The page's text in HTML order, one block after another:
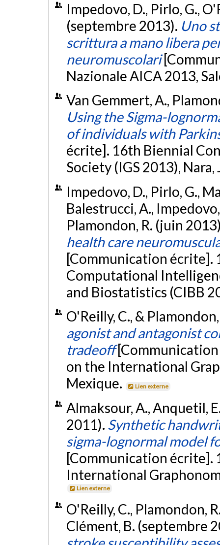
Impedovo, D., Pirlo, G.,
(septembre 2013). Uno
scrittura a mano libera
neuromuscolari
Nazionale AICA 2013,
Van Gemmert, A.,
Using the Sigma-
of individuals with
écrite]. 16th Biennial
Society (IGS 2013), Nara,
Impedovo, D., Pirlo, G.,
Balestrucci, A.,
Plamondon, R. (juin
health care
[Communication
Computational
and Biostatistics (CIBB
O'Reilly, C., &
agonist and antagonist
tradeoff
on the International
Mexique.
Lien externe
Almaksour, A., Anquetil,
2011). Synthetic
sigma-lognormal model
[Communication écrite].
International
Lien externe
O'Reilly, C., Plamondon,
Clément, B. (septembre